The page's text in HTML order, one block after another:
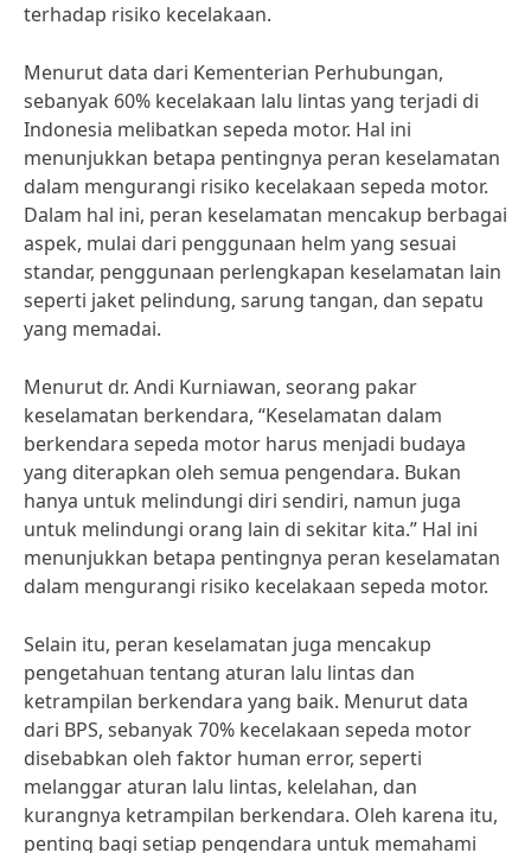
terhadap risiko kecelakaan.
Menurut data dari Kementerian Perhubungan,
sebanyak 60% kecelakaan lalu lintas yang terjadi di
Indonesia melibatkan sepeda motor. Hal ini
menunjukkan betapa pentingnya peran keselamatan
dalam mengurangi risiko kecelakaan sepeda motor.
Dalam hal ini, peran keselamatan mencakup berbagai
aspek, mulai dari penggunaan helm yang sesuai
standar, penggunaan perlengkapan keselamatan lain
seperti jaket pelindung, sarung tangan, dan sepatu
yang memadai.
Menurut dr. Andi Kurniawan, seorang pakar
keselamatan berkendara, “Keselamatan dalam
berkendara sepeda motor harus menjadi budaya
yang diterapkan oleh semua pengendara. Bukan
hanya untuk melindungi diri sendiri, namun juga
untuk melindungi orang lain di sekitar kita.” Hal ini
menunjukkan betapa pentingnya peran keselamatan
dalam mengurangi risiko kecelakaan sepeda motor.
Selain itu, peran keselamatan juga mencakup
pengetahuan tentang aturan lalu lintas dan
ketrampilan berkendara yang baik. Menurut data
dari BPS, sebanyak 70% kecelakaan sepeda motor
disebabkan oleh faktor human error, seperti
melanggar aturan lalu lintas, kelelahan, dan
kurangnya ketrampilan berkendara. Oleh karena itu,
penting bagi setiap pengendara untuk memahami